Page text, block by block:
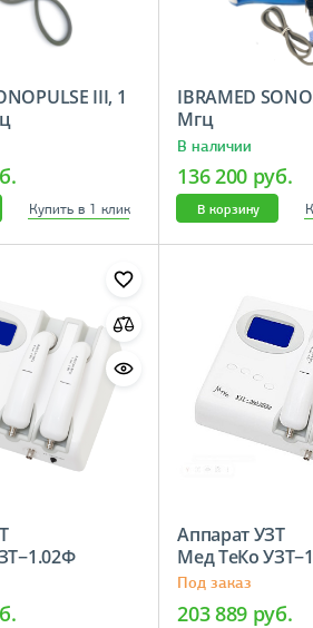
III, 1
Купить в 1 клик
IBRAMED
Мгц
В наличии
136 200 руб.
В корзину
Аппарат УЗТ
Мед ТеКо
Под заказ
203 889 руб.